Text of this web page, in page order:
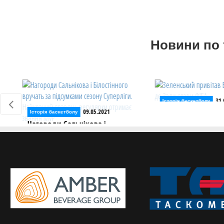
Новини по
Історія баскетболу 09.05.2021
Нагороди Сальнікова і
Білостінного вручать за
Цього сезону визначать MVP
регулярного чемпіонату та MVP
фінальної серії Суперліги Паріматч
Історія баскетболу 31.03.2021
Напередодні ФІБА